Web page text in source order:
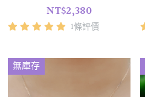
NT$2,380
1條評價
無庫存